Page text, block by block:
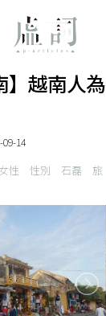
】越南人為
14
女性 性別 石磊
旅